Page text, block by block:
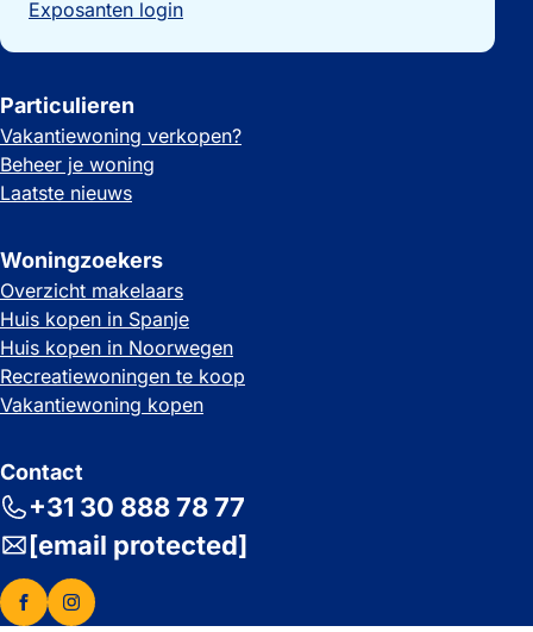
Exposanten login
Particulieren
Vakantiewoning verkopen?
Beheer je woning
Laatste nieuws
Woningzoekers
Overzicht makelaars
Huis kopen in Spanje
Huis kopen in Noorwegen
Recreatiewoningen te koop
Vakantiewoning kopen
Contact
+31 30 888 78 77
[email protected]